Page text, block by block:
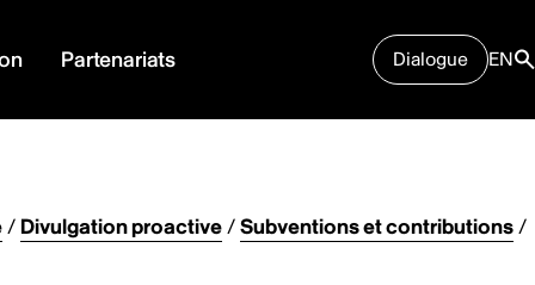
Partenariats Dialogue EN
/ Divulgation proactive/Subventions et contributions/